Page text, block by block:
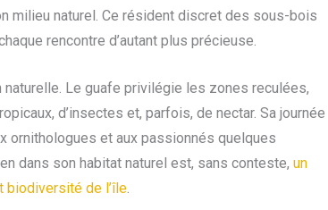
milieu naturel. Ce résident discret des sous-bois
rencontre d’autant plus précieuse.
Le guafe privilégie les zones reculées,
d’insectes et, parfois, de nectar. Sa journée
ornithologues et aux passionnés quelques
dans son habitat naturel est, sans conteste, un
biodiversité de l’île.